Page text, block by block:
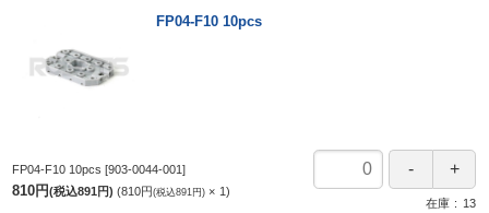
FP04-F10 10pcs
FP04-F10 10pcs [903-0044-001]
810円(税込891円) 810円(税込891円)
1
在庫
13